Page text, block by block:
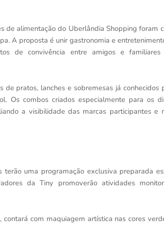
de alimentação do Uberlândia Shopping foram
A proposta é unir gastronomia e
de convivência entre amigos e
pratos, lanches e sobremesas já conhecidos
Os combos criados especialmente para os
a visibilidade das marcas participantes e
uma programação exclusiva preparada
da Tiny promoverão atividades
com maquiagem artística nas cores